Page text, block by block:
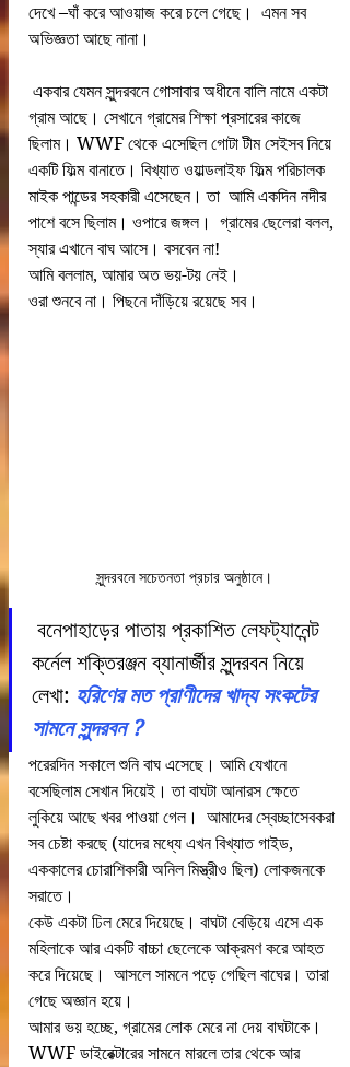
দেখে –ঘাঁ করে আওয়াজ করে চলে গেছে।  এমন সব
অভিজ্ঞতা আছে নানা।
একবার যেমন সুন্দরবনে গোসাবার অধীনে বালি নামে একটা
গ্রাম আছে। সেখানে গ্রামের শিক্ষা প্রসারের কাজে
ছিলাম। WWF থেকে এসেছিল গোটা টীম সেইসব নিয়ে
একটি ফিল্ম বানাতে। বিখ্যাত ওয়াল্ডলাইফ ফিল্ম পরিচালক
মাইক পান্ডের সহকারী এসেছেন। তা  আমি একদিন নদীর
পাশে বসে ছিলাম। ওপারে জঙ্গল।  গ্রামের ছেলেরা বলল,
স্যার এখানে বাঘ আসে। বসবেন না!
আমি বললাম, আমার অত ভয়-টয় নেই।
ওরা শুনবে না। পিছনে দাঁড়িয়ে রয়েছে সব।
সুন্দরবনে সচেতনতা প্রচার অনুষ্ঠানে।
বনেপাহাড়ের পাতায় প্রকাশিত লেফট্যানেন্ট
কর্নেল শক্তিরঞ্জন ব্যানার্জীর সুন্দরবন নিয়ে
লেখা: হরিণের মত প্রাণীদের খাদ্য সংকটের
সামনে সুন্দরবন ?
পরেরদিন সকালে শুনি বাঘ এসেছে। আমি যেখানে
বসেছিলাম সেখান দিয়েই। তা বাঘটা আনারস ক্ষেতে
লুকিয়ে আছে খবর পাওয়া গেল।  আমাদের স্বেচ্ছাসেবকরা
সব চেষ্টা করছে (যাদের মধ্যে এখন বিখ্যাত গাইড,
এককালের চোরাশিকারী অনিল মিস্ত্রীও ছিল) লোকজনকে
সরাতে।
কেউ একটা ঢিল মেরে দিয়েছে। বাঘটা বেড়িয়ে এসে এক
মহিলাকে আর একটি বাচ্চা ছেলেকে আক্রমণ করে আহত
করে দিয়েছে।  আসলে সামনে পড়ে গেছিল বাঘের। তারা
গেছে অজ্ঞান হয়ে।
আমার ভয় হচ্ছে, গ্রামের লোক মেরে না দেয় বাঘটাকে।
WWF ডাইরেক্টারের সামনে মারলে তার থেকে আর